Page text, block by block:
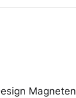
Magneten